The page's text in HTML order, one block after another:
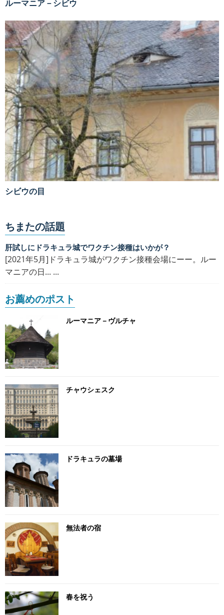
ルーマニア－シビウ
シビウの目
ちまたの話題
肝試しにドラキュラ城でワクチン接種はいかが？
[2021年5月]ドラキュラ城がワクチン接種会場にーー。ルー
マニアの日... ...
お薦めのポスト
ルーマニア－ヴルチャ
チャウシェスク
ドラキュラの墓場
無法者の宿
春を祝う